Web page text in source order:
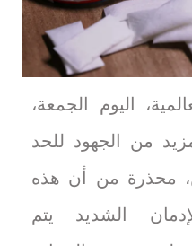
اليوم الجمعة،
من الجهود للحد
محذرة من أن هذه
الشديد يتم